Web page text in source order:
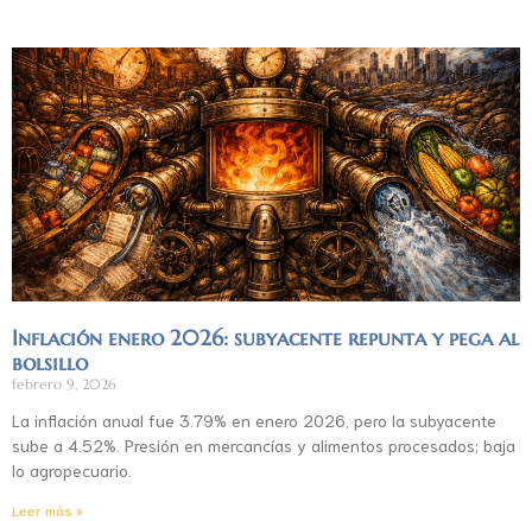
Inflación enero 2026: subyacente repunta y pega al
bolsillo
febrero 9, 2026
La inflación anual fue 3.79% en enero 2026, pero la subyacente
sube a 4.52%. Presión en mercancías y alimentos procesados; baja
lo agropecuario.
Leer más »